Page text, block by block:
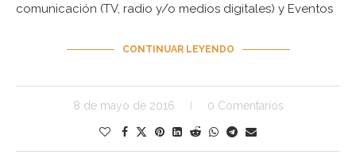
comunicación (TV, radio y/o medios digitales) y Eventos
CONTINUAR LEYENDO
8 de mayo de 2016 0 Comentarios